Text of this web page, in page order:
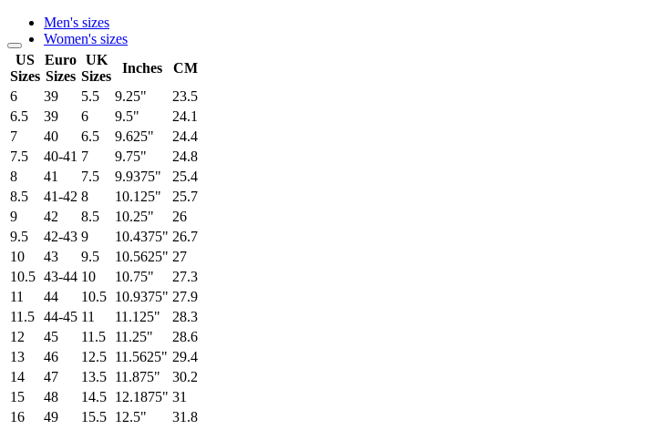
Men's sizes
Women's sizes
US
Sizes
Euro
Sizes
UK
Sizes
Inches
CM
6
39 5.5 9.25"
23.5
6.5
39 6 9.5"
24.1
7
40 6.5 9.625"
24.4
7.5
40-41 7 9.75"
24.8
8
41 7.5 9.9375"
25.4
8.5
41-42 8 10.125"
25.7
9
42 8.5 10.25"
26
9.5
42-43 9 10.4375" 26.7
10
43 9.5 10.5625" 27
10.5 43-44 10 10.75"
27.3
11
44 10.5 10.9375" 27.9
11.5 44-45 11 11.125"
28.3
12
45 11.5 11.25"
28.6
13
46 12.5 11.5625" 29.4
14
47 13.5 11.875"
30.2
15
48 14.5 12.1875" 31
16
49 15.5 12.5"
31.8